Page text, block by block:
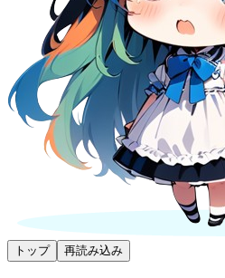
トップ 再読み込み